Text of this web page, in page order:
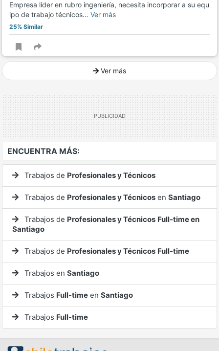
Empresa líder en rubro ingeniería, necesita incorporar a su equ
ipo de trabajo técnicos… Ver más
25% Similar
Ver más
ENCUENTRA MÁS:
Trabajos de Profesionales y Técnicos
Trabajos de Profesionales y Técnicos en Santiago
Trabajos de Profesionales y Técnicos Full-time en
Santiago
Trabajos de Profesionales y Técnicos Full-time
Trabajos en Santiago
Trabajos Full-time en Santiago
Trabajos Full-time